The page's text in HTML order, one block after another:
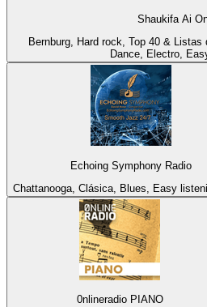
Shaukifa Ai
Bernburg, Hard rock, Top 40 &
Dance, Electro,
Echoing Symphony Radio
Chattanooga, Clásica, Blues, Easy
0nlineradio PIANO